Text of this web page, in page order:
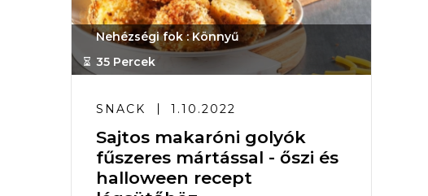
Nehézségi fok : Könnyű
35 Percek
SNACK 1.10.2022
Sajtos makaróni golyók
fűszeres mártással - őszi és
halloween recept